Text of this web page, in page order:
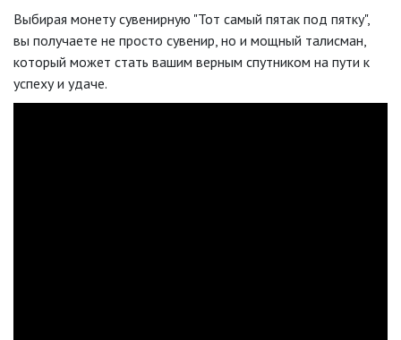
Выбирая монету сувенирную "Тот самый пятак под пятку",
вы получаете не просто сувенир, но и мощный талисман,
который может стать вашим верным спутником на пути к
успеху и удаче.